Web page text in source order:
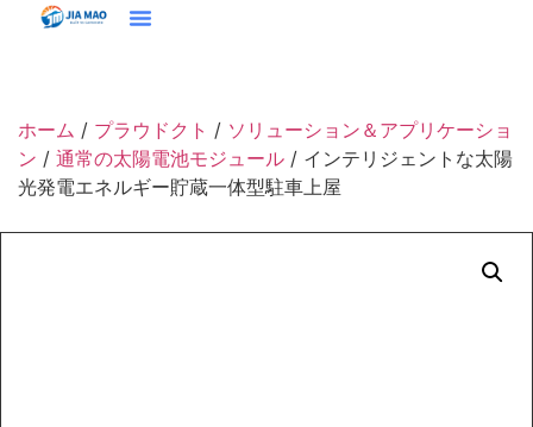
ホーム / プラウドクト / ソリューション＆アプリケーショ
ン / 通常の太陽電池モジュール / インテリジェントな太陽
光発電エネルギー貯蔵一体型駐車上屋